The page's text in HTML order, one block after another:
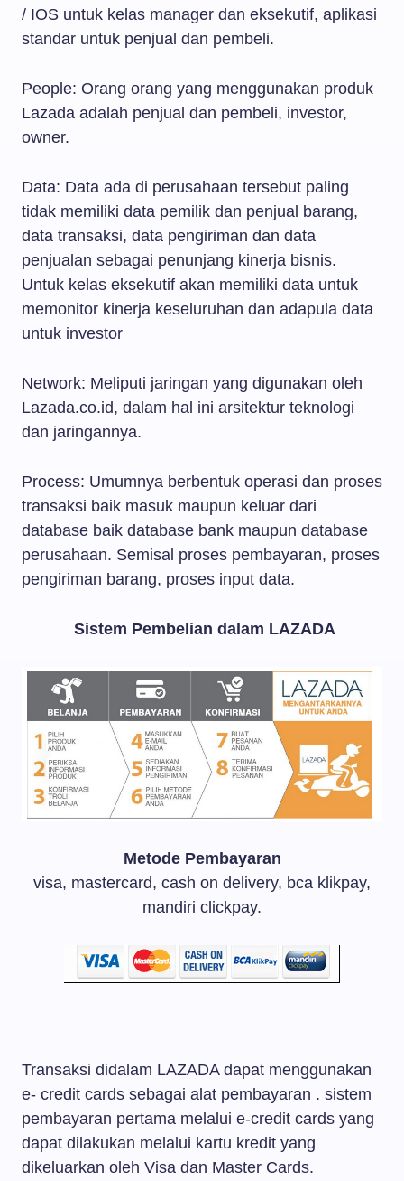
/ IOS untuk kelas manager dan eksekutif, aplikasi
standar untuk penjual dan pembeli.
People: Orang orang yang menggunakan produk
Lazada adalah penjual dan pembeli, investor,
owner.
Data: Data ada di perusahaan tersebut paling
tidak memiliki data pemilik dan penjual barang,
data transaksi, data pengiriman dan data
penjualan sebagai penunjang kinerja bisnis.
Untuk kelas eksekutif akan memiliki data untuk
memonitor kinerja keseluruhan dan adapula data
untuk investor
Network: Meliputi jaringan yang digunakan oleh
Lazada.co.id, dalam hal ini arsitektur teknologi
dan jaringannya.
Process: Umumnya berbentuk operasi dan proses
transaksi baik masuk maupun keluar dari
database baik database bank maupun database
perusahaan. Semisal proses pembayaran, proses
pengiriman barang, proses input data.
Sistem Pembelian dalam LAZADA
Metode Pembayaran
visa, mastercard, cash on delivery, bca klikpay,
mandiri clickpay.
Transaksi didalam LAZADA dapat menggunakan
e- credit cards sebagai alat pembayaran . sistem
pembayaran pertama melalui e-credit cards yang
dapat dilakukan melalui kartu kredit yang
dikeluarkan oleh Visa dan Master Cards.